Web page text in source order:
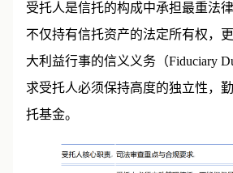
受托人是信托的构成中承担最重法
不仅持有信托资产的法定所有权，
大利益行事的信义义务（Fiduciary
求受托人必须保持高度的独立性，
托基金。